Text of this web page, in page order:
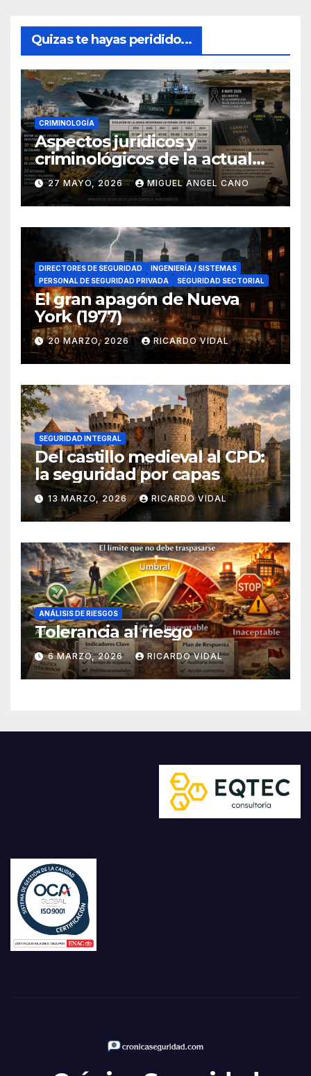
Quizas te hayas peridido...
CRIMINOLOGÍA
Aspectos jurídicos y
criminológicos de la actual
lucha contra el narcotráfico
en el sur de España
27 MAYO, 2026 MIGUEL ANGEL CANO
DIRECTORES DE SEGURIDAD
INGENIERÍA / SISTEMAS
PERSONAL DE SEGURIDAD PRIVADA
SEGURIDAD SECTORIAL
El gran apagón de Nueva
York (1977)
20 MARZO, 2026 RICARDO VIDAL
SEGURIDAD INTEGRAL
Del castillo medieval al CPD:
la seguridad por capas
13 MARZO, 2026 RICARDO VIDAL
ANÁLISIS DE RIESGOS
Tolerancia al riesgo
6 MARZO, 2026 RICARDO VIDAL